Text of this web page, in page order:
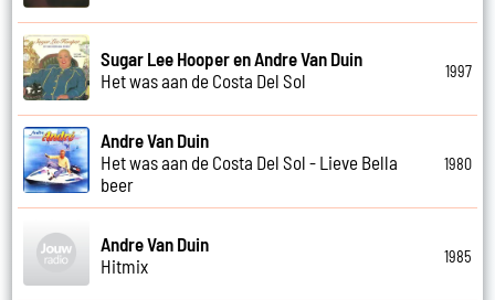
Sugar Lee Hooper en Andre Van Duin
Het was aan de Costa Del Sol
1997
Andre Van Duin
Het was aan de Costa Del Sol - Lieve Bella
beer
1980
Andre Van Duin
Hitmix
1985